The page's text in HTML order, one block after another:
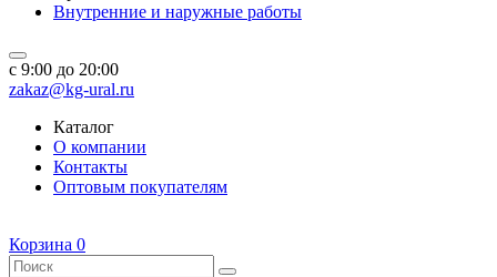
Внутренние и наружные работы
c 9:00 до 20:00
zakaz@kg-ural.ru
Каталог
О компании
Контакты
Оптовым покупателям
Корзина 0